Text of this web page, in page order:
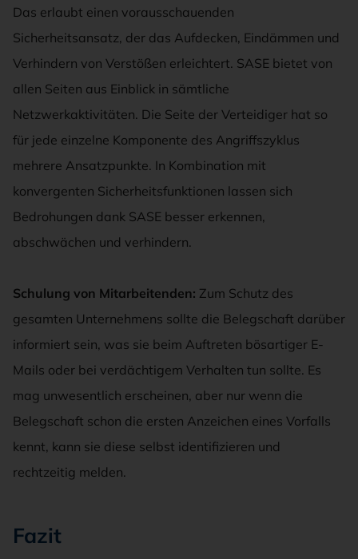
Das erlaubt einen vorausschauenden
Sicherheitsansatz, der das Aufdecken, Eindämmen und
Verhindern von Verstößen erleichtert. SASE bietet von
allen Seiten aus Einblick in sämtliche
Netzwerkaktivitäten. Die Seite der Verteidiger hat so
für jede einzelne Komponente des Angriffszyklus
mehrere Ansatzpunkte. In Kombination mit
konvergenten Sicherheitsfunktionen lassen sich
Bedrohungen dank SASE besser erkennen,
abschwächen und verhindern.
Schulung von Mitarbeitenden: Zum Schutz des
gesamten Unternehmens sollte die Belegschaft darüber
informiert sein, was sie beim Auftreten bösartiger E-
Mails oder bei verdächtigem Verhalten tun sollte. Es
mag unwesentlich erscheinen, aber nur wenn die
Belegschaft schon die ersten Anzeichen eines Vorfalls
kennt, kann sie diese selbst identifizieren und
rechtzeitig melden.
Fazit